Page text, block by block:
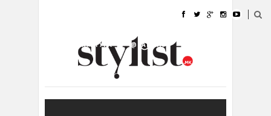
УБАВИНА
КУЛТУРА @РАБОТА
ИЗЛОГ